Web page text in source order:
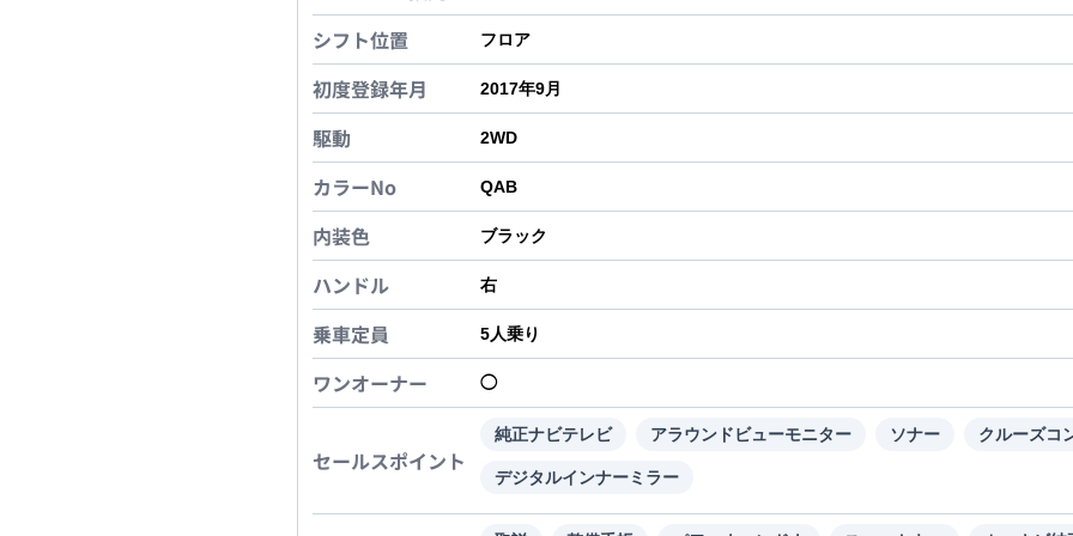
シフト位置 フロア
初度登録年月 2017年9月
駆動 2WD
カラーNo QAB
内装色 ブラック
ハンドル 右
乗車定員 5人乗り
ワンオーナー ◯
セールスポイント
純正ナビテレビ アラウンドビューモニター ソナー クルーズコ
デジタルインナーミラー